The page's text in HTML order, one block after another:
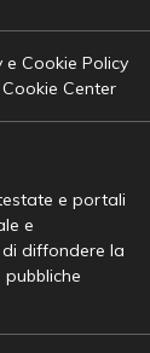
e Cookie Policy
Cookie Center
e portali
e
di diffondere la